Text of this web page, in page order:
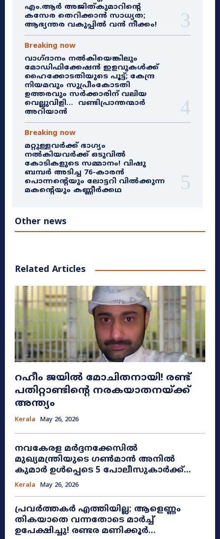
എം.ആർ അജിത്കുമാറിൻ്റെ
കസേര തെറിക്കാൻ സാധ്യത;
ആഭ്യന്തര വകുപ്പിൽ വൻ നീക്കം!
Breaking now
വാഗ്ദാനം നൽകിയെങ്കിലും
മോഡിഫിക്കേഷൻ ഇളവുകൾക്ക്
ഹൈക്കോടതിയുടെ പൂട്ട്; കേന്ദ്ര
നിയമവും സുപ്രീംകോടതി
ഉത്തരവും സർക്കാരിന് വലിയ
വെല്ലുവിളി… വണ്ടിപ്രാന്തന്മാർ
അറിയാൻ
Breaking now
മറ്റുള്ളവർക്ക് ഭാഗ്യം
നൽകിയവർക്ക് ഒടുവിൽ
കോടികളുടെ സമ്മാനം! വിഷു
ബമ്പർ അടിച്ച 76-കാരൻ
പൊന്നന്റെയും ലോട്ടറി വിൽക്കുന്ന
മകന്റെയും കണ്ണീർക്കഥ
Other news
Related Articles
റഹീം ജയിൽ മോചിതനായി! രണ്ട്
പതിറ്റാണ്ടിന്റെ നരകയാതനയ്ക്ക്
അന്ത്യം
Kerala May 26, 2026
നവകേരള മർദ്ദനക്കേസിൽ
മുഖ്യമന്ത്രിയുടെ ഗൺമാൻ അനിൽ
കുമാർ ഉൾപ്പെടെ 5 പോലീസുകാർക്ക്...
Kerala May 26, 2026
പ്രവർത്തകർ എത്തിയില്ല; ആളെണ്ണം
തികയാതെ വന്നതോടെ മാർച്ച്
ഉപേക്ഷിച്ചു! രണ്ടര മണിക്കൂർ...